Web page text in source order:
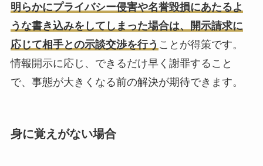
明らかにプライバシー侵害や名誉毀損にあたるよ
うな書き込みをしてしまった場合は、開示請求に
応じて相手との示談交渉を行う ことが得策です。
情報開示に応じ、できるだけ早く謝罪すること
で、事態が大きくなる前の解決が期待できます。
身に覚えがない場合